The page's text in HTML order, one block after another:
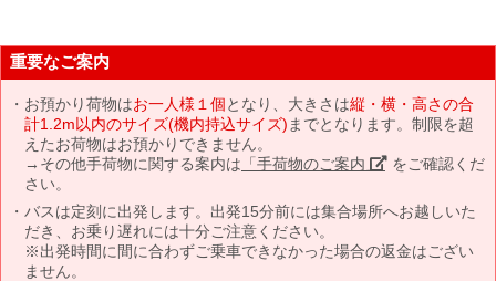
重要なご案内
お預かり荷物はお一人様１個となり、大きさは縦・横・高さの合
計1.2m以内のサイズ(機内持込サイズ) までとなります。制限を超
えたお荷物はお預かりできません。
→その他手荷物に関する案内は 「手荷物のご案内」 をご確認くだ
さい。
バスは定刻に出発します。出発15分前には集合場所へお越しいた
だき、お乗り遅れには十分ご注意ください。
※出発時間に間に合わずご乗車できなかった場合の返金はござい
ません。